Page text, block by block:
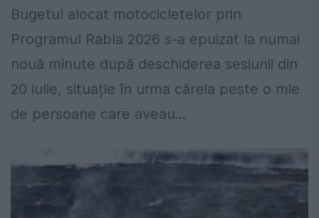
Bugetul alocat motocicletelor prin
Programul Rabla 2026 s-a epuizat la numai
nouă minute după deschiderea sesiunii din
20 iulie, situație în urma căreia peste o mie
de persoane care aveau...